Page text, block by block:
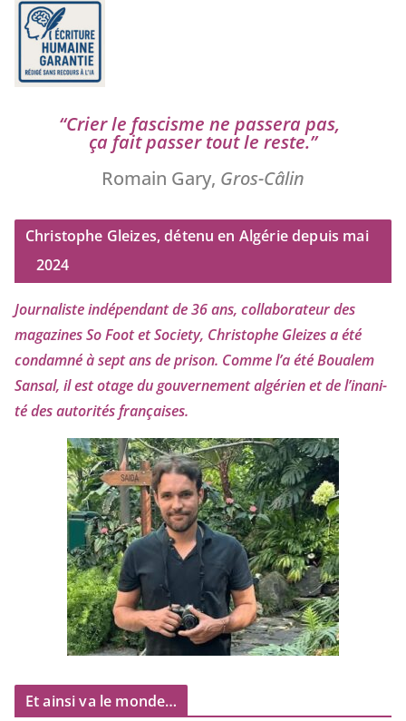
“Crier le fas­cisme ne pas­se­ra pas,
ça fait pas­ser tout le reste.”
Romain Gary, Gros-Câlin
Christophe Gleizes, détenu en Algérie depuis mai
2024
Journaliste indé­pen­dant de36ans, col­la­bo­ra­teur des
maga­zines So Foot et Society, Christophe Gleizesa été
condam­né à sept ans de pri­son. Comme l’a été Boualem
Sansal, il est otage du gou­ver­ne­ment algé­rien et de l’i­na­ni­
té des auto­ri­tés françaises.
Et ainsi va le monde…